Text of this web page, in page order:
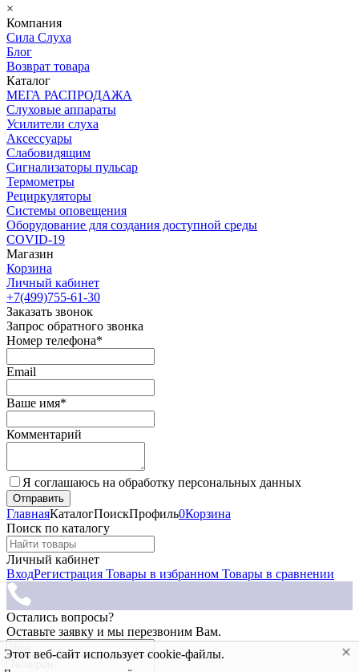
×
Этот веб-сайт использует cookie-файлы.
Компания
Сила Слуха
Блог
Возврат товара
Каталог
МЕГА РАСПРОДАЖА
Слуховые аппараты
Усилители слуха
Аксессуары
Слабовидящим
Сигнализаторы пульсар
Термометры
Рециркуляторы
Cистемы оповещения
Оборудование для создания доступной среды
COVID-19
Магазин
Корзина
Личный кабинет
+7(499)755-61-30
Заказать звонок
Запрос обратного звонка
Номер телефона*
Email
Ваше имя*
Комментарий
Я соглашаюсь на обработку персональных данных
ГлавнаяКаталогПоискПрофиль0Корзина
Поиск по каталогу
Личный кабинет
ВходРегистрация Товары в избранном Товары в сравнении
Остались вопросы?
Оставьте заявку и мы перезвоним Вам.